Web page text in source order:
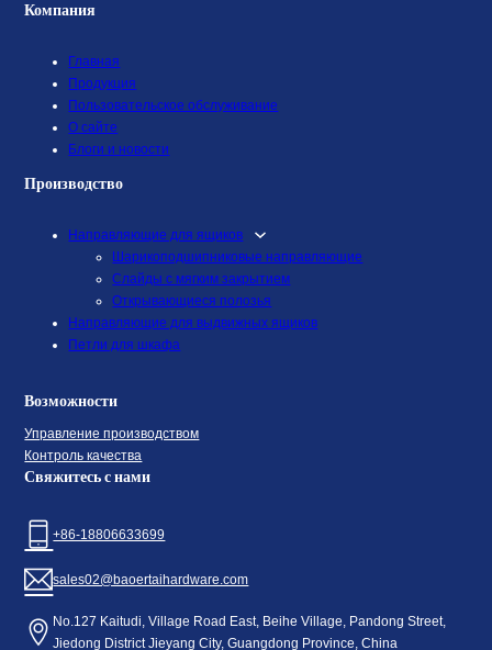
Компания
Главная
Продукция
Пользовательское обслуживание
О сайте
Блоги и новости
Производство
Направляющие для ящиков
Шарикоподшипниковые направляющие
Слайды с мягким закрытием
Открывающиеся полозья
Направляющие для выдвижных ящиков
Петли для шкафа
Возможности
Управление производством
Контроль качества
Свяжитесь с нами
+86-18806633699
sales02@baoertaihardware.com
No.127 Kaitudi, Village Road East, Beihe Village, Pandong Street,
Jiedong District Jieyang City, Guangdong Province, China